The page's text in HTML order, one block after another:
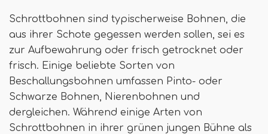
Schrottbohnen sind typischerweise Bohnen, die
aus ihrer Schote gegessen werden sollen, sei es
zur Aufbewahrung oder frisch getrocknet oder
frisch. Einige beliebte Sorten von
Beschallungsbohnen umfassen Pinto- oder
Schwarze Bohnen, Nierenbohnen und
dergleichen. Während einige Arten von
Schrottbohnen in ihrer grünen jungen Bühne als